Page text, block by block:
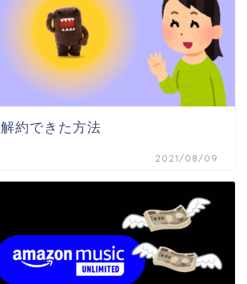
約できた方法
2021/08/09